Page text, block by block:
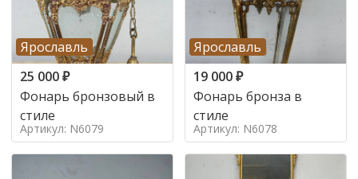
Ярославль
25 000₽
Фонарь бронзовый в
стиле
Артикул: N6079
Ярославль
19 000₽
Фонарь бронза в
стиле
Артикул: N6078